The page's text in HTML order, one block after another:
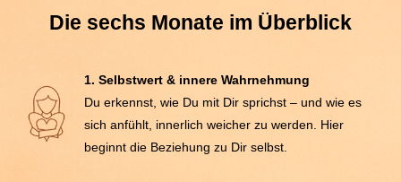
Die sechs Monate im Überblick
1. Selbstwert & innere Wahrnehmung
Du erkennst, wie Du mit Dir sprichst – und wie es
sich anfühlt, innerlich weicher zu werden. Hier
beginnt die Beziehung zu Dir selbst.